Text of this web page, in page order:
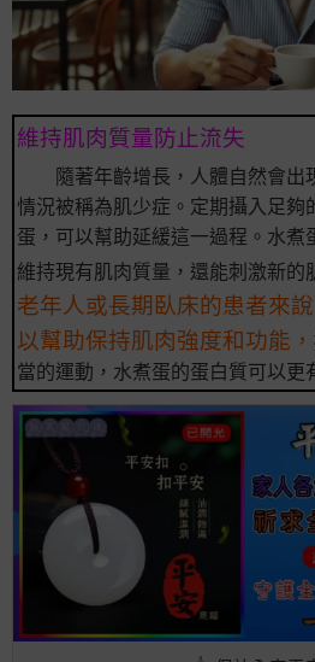
維持肌肉質量防止流失
隨著年齡增長，人體自然會
情況被稱為肌少症。定期攝入足夠
蛋，可以幫助延緩這一過程。水煮
維持現有肌肉質量，還能刺激新的
老年人或長期臥床的患者來
以幫助保持肌肉強度和功能，
當的運動，水煮蛋的蛋白質可以更